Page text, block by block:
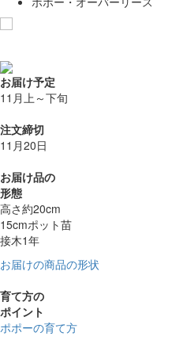
お届け予定
11月上～下旬
注文締切
11月20日
お届け品の
形態
高さ約20cm
15cmポット苗
接木1年
お届けの商品の形状
育て方の
ポイント
ポポーの育て方